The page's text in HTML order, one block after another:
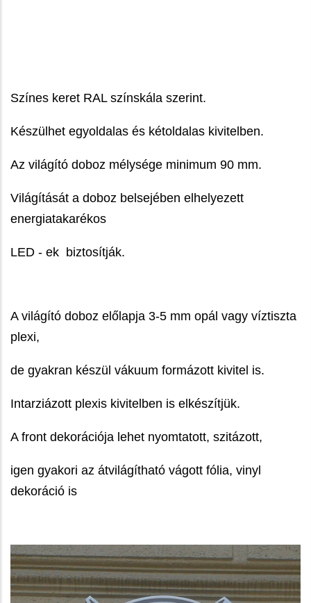
Színes keret RAL színskála szerint.
Készülhet egyoldalas és kétoldalas kivitelben.
Az világító doboz mélysége minimum 90 mm.
Világítását a doboz belsejében elhelyezett
energiatakarékos
LED - ek biztosítják.
A világító doboz előlapja 3-5 mm opál vagy víztiszta
plexi,
de gyakran készül vákuum formázott kivitel is.
Intarziázott plexis kivitelben is elkészítjük.
A front dekorációja lehet nyomtatott, szitázott,
igen gyakori az átvilágítható vágott fólia, vinyl
dekoráció is